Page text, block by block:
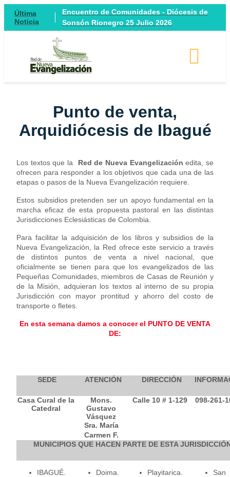
Última
Noticia
Encuentro de Comunidades - Diócesis de
Sonsón Rionegro 25 Julio 2026
Punto de venta,
Arquidiócesis de Ibagué
Los textos que la Red de Nueva Evangelización edita, se
ofrecen para responder a los objetivos que cada una de las
etapas o pasos de la Nueva Evangelización requiere.
Estos subsidios pretenden ser un apoyo fundamental en la
marcha eficaz de esta propuesta pastoral en las distintas
Jurisdicciones Eclesiásticas de Colombia.
Para facilitar la adquisición de los libros y subsidios de la
Nueva Evangelización, la Red ofrece este servicio a través
de distintos puntos de venta a nivel nacional, que
oficialmente se tienen para que los evangelizados de las
Pequeñas Comunidades, miembros de Casas de Reunión y
de la Misión, adquieran los textos al interno de su propia
Jurisdicción con mayor prontitud y ahorro del costo de
transporte o fletes.
En esta semana damos a conocer el PUNTO DE VENTA
DE:
SEDE ATENCIÓN DIRECCIÓN
Casa Cural de la
Catedral
Mons.
Gustavo
Vásquez
Sra. María
Carmen F.
Calle 10 # 1-129 098-261-
MUNICIPIOS QUE HACEN PARTE DE ESTA
IBAGUÉ.
Doima.
Playitarica.
San